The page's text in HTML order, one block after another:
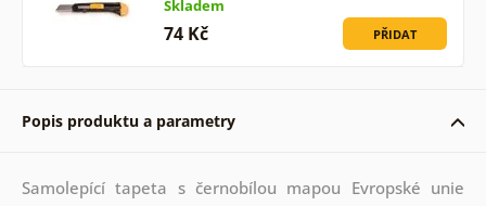
Skladem
74 Kč PŘIDAT
Popis produktu a parametry
Samolepící tapeta s černobílou mapou Evropské unie